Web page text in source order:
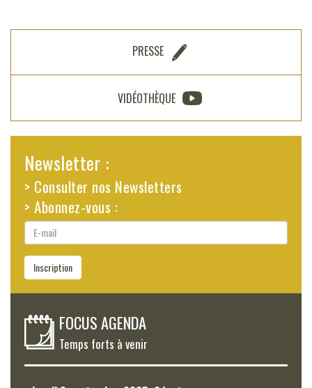
PRESSE
VIDÉOTHÈQUE
Newsletter :
> Consulter nos Newsletters
> Abonnez-vous :
E-
mail
Inscription
FOCUS AGENDA
Temps forts à venir